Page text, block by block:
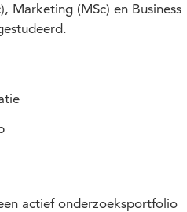
Marketing (MSc) en Business
actief onderzoeksportfolio